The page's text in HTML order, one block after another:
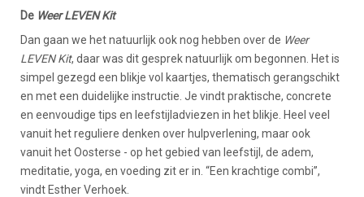
De Weer LEVEN Kit
Dan gaan we het natuurlijk ook nog hebben over de Weer
LEVEN Kit, daar was dit gesprek natuurlijk om begonnen. Het is
simpel gezegd een blikje vol kaartjes, thematisch gerangschikt
en met een duidelijke instructie. Je vindt praktische, concrete
en eenvoudige tips en leefstijladviezen in het blikje. Heel veel
vanuit het reguliere denken over hulpverlening, maar ook
vanuit het Oosterse - op het gebied van leefstijl, de adem,
meditatie, yoga, en voeding zit er in. “Een krachtige combi”,
vindt Esther Verhoek.